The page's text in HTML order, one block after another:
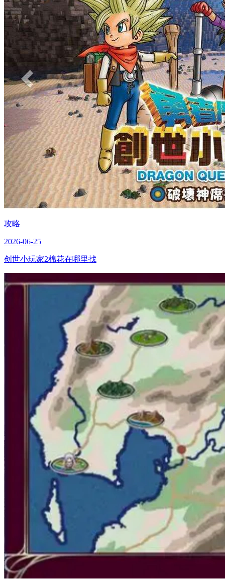
攻略
2026-06-25
创世小玩家2棉花在哪里找